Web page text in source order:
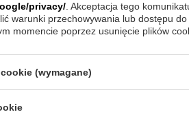
klucze w jednym miejscu i pozwala
sprawia, że łatwiej rozpoznać swoje
lub krótkiej informacji.
gdy zależy Ci na czytelności. Jeśli
wpływa na ilość miejsca na tekst.
kiedy brelok nie jest używany.
z bardzo osobistą
privacy/ . Akceptacja tego
warunki przechowywania lub dostępu
momencie poprzez usunięcie plików
(wymagane)